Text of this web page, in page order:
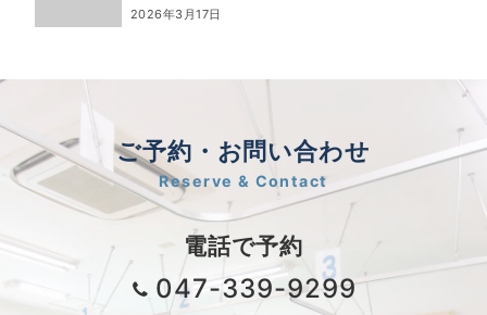
2026年3月17日
ご予約・お問い合わせ
Reserve & Contact
電話で予約
047-339-9299